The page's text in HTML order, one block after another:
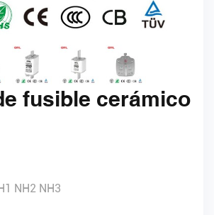
fusible cerámico
NH2 NH3